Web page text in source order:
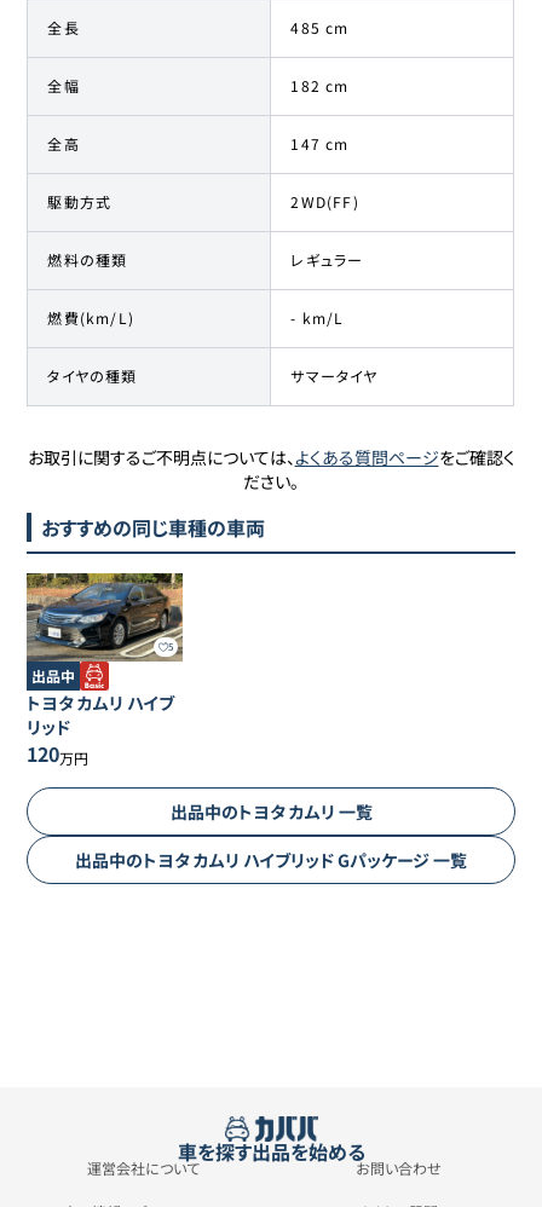
全長 485 cm
全幅 182 cm
全高 147 cm
駆動方式 2WD(FF)
燃料の種類 レギュラー
燃費(km/L) - km/L
タイヤの種類 サマータイヤ
お取引に関するご不明点については、よくある質問ページをご確認く
ださい。
おすすめの同じ車種の車両
5
出品中
トヨタカムリ ハイブ
リッド
120万円
出品中のトヨタカムリ 一覧
出品中のトヨタカムリ ハイブリッド Gパッケージ一覧
車を探す出品を始める
運営会社について お問い合わせ